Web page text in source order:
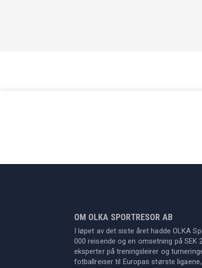
OM OLKA SPORTRESOR AB
I løpet av det siste året hadde OLKA
000 reisende og en omsetning på SEK
eksperter på treningsleirer og
fotballreiser til Europas største